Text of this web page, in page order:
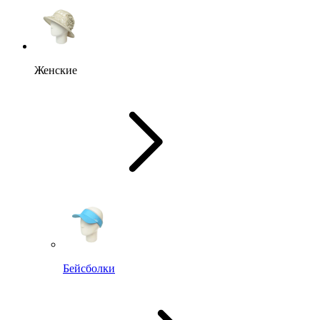
Женские
Бейсболки